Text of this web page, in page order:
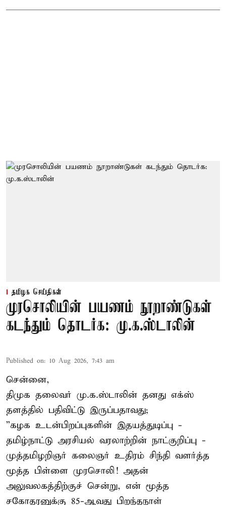
தமிழக செய்திகள்
முரசொலியின் பயணம் நூறாண்டுகள்
கடந்தும் தொடர்க: மு.க.ஸ்டாலின்
Published on: 10 Aug 2026, 7:43 am
சென்னை,
திமுக தலைவர் மு.க.ஸ்டாலின் தனது எக்ஸ்
தளத்தில் பதிவிட்டு இருப்பதாவது;
”கழக உடன்பிறப்புகளின் இதயத்துடிப்பு -
தமிழ்நாட்டு அரசியல் வரலாற்றின் நாட்குறிப்பு -
முத்தமிழறிஞர் கலைஞர் உதிரம் சிந்தி வளர்த்த
மூத்த பிள்ளை முரசொலி! அதன்
அலுவலகத்திற்குச் சென்று, என் மூத்த
சகோதரனுக்கு 85-ஆவது பிறந்தநாள்